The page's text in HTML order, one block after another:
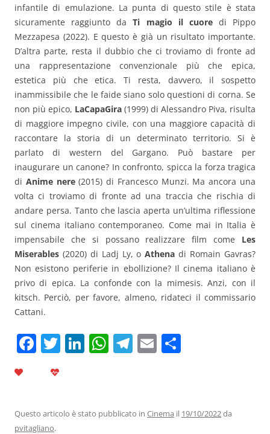
infantile di emulazione. La punta di questo stile è stata
sicuramente raggiunto daTi magio il cuoredi Pippo
Mezzapesa (2022). E questo è già un risultato importante.
D’altra parte, resta il dubbio che ci troviamo di fronte ad
una rappresentazione convenzionale più che epica,
estetica più che etica. Ti resta, davvero, il sospetto
inammissibile che le faide siano solo questioni di corna. Se
non più epico, LaCapaGira (1999) di Alessandro Piva, risulta
di maggiore impegno civile, con una maggiore capacità di
raccontare la storia di un determinato territorio. Si è
parlato di western del Gargano. Può bastare per
inaugurare un canone? In confronto, spicca la forza tragica
di Anime nere(2015) di Francesco Munzi. Ma ancora una
volta ci troviamo di fronte ad una traccia che rischia di
andare persa. Tanto che lascia aperta un’ultima riflessione
sul cinema italiano contemporaneo. Come mai in Italia è
impensabile che si possano realizzare film come Les
Miserables (2020) di Ladj Ly, oAthena di Romain Gavras?
Non esistono periferie in ebollizione? Il cinema italiano è
privo di epica. La confonde con la mimesis. Anzi, con il
kitsch. Perciò, per favore, almeno, ridateci il commissario
Cattani.
F
b
T Li
dI
W
A
T
a
E
vi
Questo articolo è stato pubblicato in Cinema il 19/10/2022da
pvitagliano.